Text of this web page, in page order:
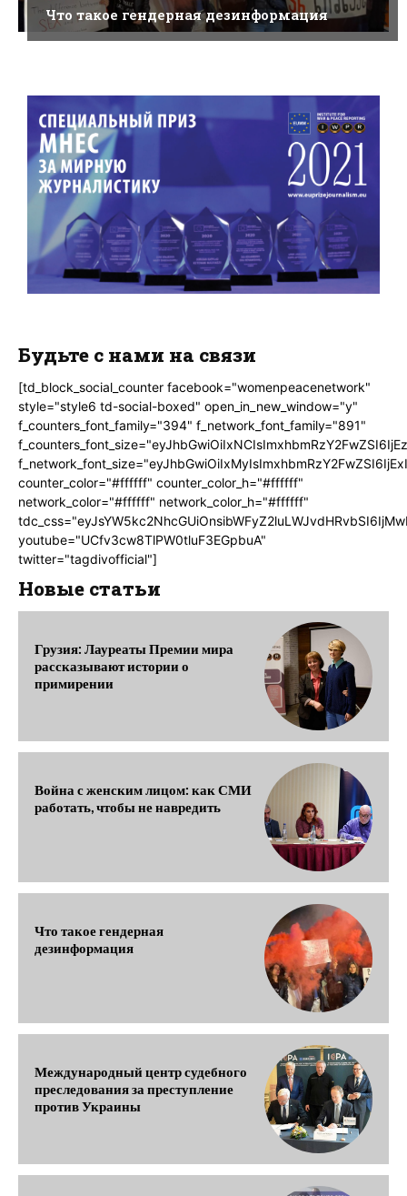
Что такое гендерная дезинформация
Будьте с нами на связи
[td_block_social_counter facebook="womenpeacenetwork"
style="style6 td-social-boxed" open_in_new_window="y"
f_counters_font_family="394" f_network_font_family="891"
counter_color="#ffffff" counter_color_h="#ffffff"
network_color="#ffffff" network_color_h="#ffffff"
youtube="UCfv3cw8TlPW0tluF3EGpbuA"
twitter="tagdivofficial"]
Новые статьи
Грузия: Лауреаты Премии мира
рассказывают истории о
примирении
Война с женским лицом: как СМИ
работать, чтобы не навредить
Что такое гендерная
дезинформация
Международный центр судебного
преследования за преступление
против Украины